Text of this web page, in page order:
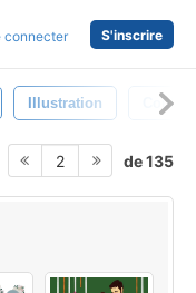
connecter S'inscrire
Illustration
2 de 135